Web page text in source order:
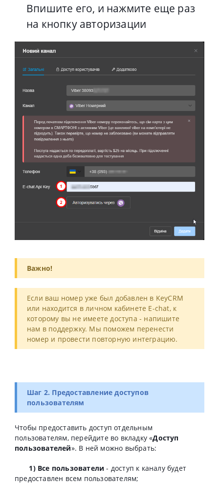
Впишите его, и нажмите еще раз
на кнопку авторизации
Важно!
Если ваш номер уже был добавлен в KeyCRM
или находится в личном кабинете E-chat, к
которому вы не имеете доступа - напишите
нам в поддержку. Мы поможем перенести
номер и провести повторную интеграцию.
Шаг 2. Предоставление доступов
пользователям
Чтобы предоставить доступ отдельным
пользователям, перейдите во вкладку «Доступ
пользователей». В ней можно выбрать:
1) Все пользователи - доступ к каналу будет
предоставлен всем пользователям;